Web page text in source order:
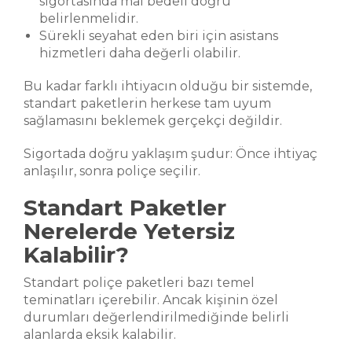
belirlenmelidir.
Sürekli seyahat eden biri için asistans
hizmetleri daha değerli olabilir.
Bu kadar farklı ihtiyacın olduğu bir sistemde,
standart paketlerin herkese tam uyum
sağlamasını beklemek gerçekçi değildir.
Sigortada doğru yaklaşım şudur: Önce ihtiyaç
anlaşılır, sonra poliçe seçilir.
Standart Paketler
Nerelerde Yetersiz
Kalabilir?
Standart poliçe paketleri bazı temel
teminatları içerebilir. Ancak kişinin özel
durumları değerlendirilmediğinde belirli
alanlarda eksik kalabilir.